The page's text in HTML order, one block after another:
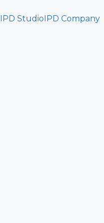
IPD StudioIPD Company